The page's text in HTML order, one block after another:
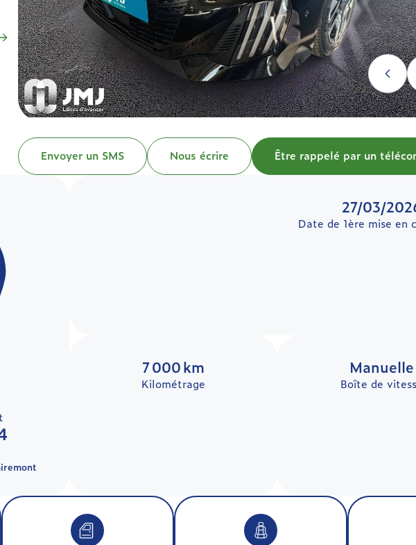
Envoyer un SMS Nous écrire Être rappelé par un
27/03/
Date de 1ère mise en
7 000 km
Kilométrage
Manuelle
Boîte de